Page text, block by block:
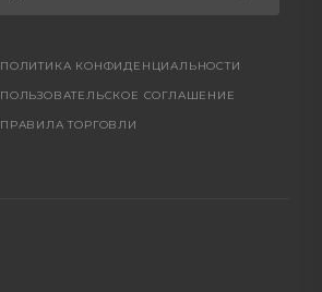
ПОЛИТИКА КОНФИДЕНЦИАЛЬНОСТИ
ПОЛЬЗОВАТЕЛЬСКОЕ СОГЛАШЕНИЕ
ПРАВИЛА ТОРГОВЛИ